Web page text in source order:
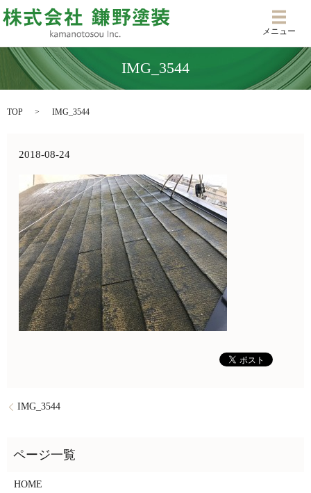
メニ
メニュー
IMG_3544
TOP IMG_3544
2018-08-24
IMG_3544
HOME